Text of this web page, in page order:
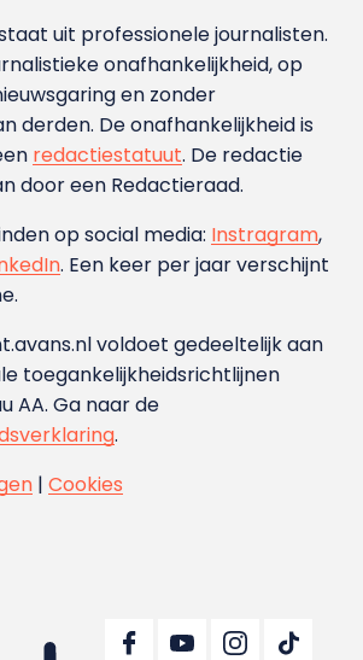
uit professionele journalisten.
onafhankelijkheid, op
en zonder
derden. De onafhankelijkheid is
redactiestatuut. De redactie
door een Redactieraad.
op social media: Instragram,
. Een keer per jaar verschijnt
voldoet gedeeltelijk aan
toegankelijkheidsrichtlijnen
AA. Ga naar de
.
| Cookies